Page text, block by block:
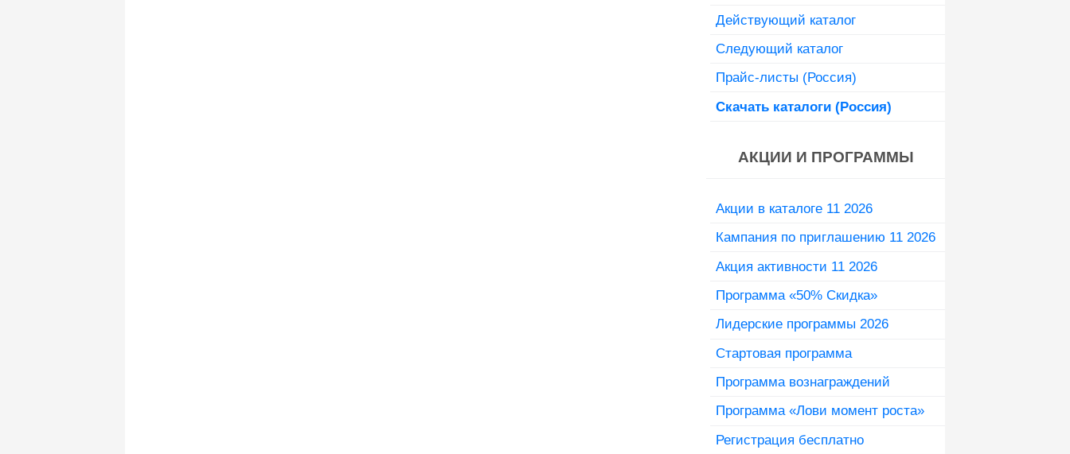
Действующий каталог
Следующий каталог
Прайс-листы (Россия)
Скачать каталоги (Россия)
АКЦИИ И ПРОГРАММЫ
Акции в каталоге 11 2026
Кампания по приглашению 11 2026
Акция активности 11 2026
Программа «50% Скидка»
Лидерские программы 2026
Стартовая программа
Программа вознаграждений
Программа «Лови момент роста»
Регистрация бесплатно